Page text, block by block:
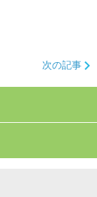
次の記事